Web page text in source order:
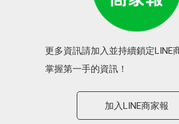
更多資訊請加入並持續鎖定LINE
掌握第一手的資訊！
加入LINE商家報